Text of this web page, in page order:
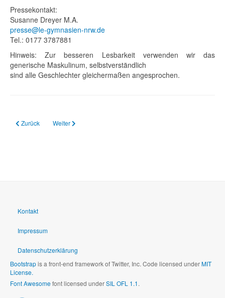
Pressekontakt:
Susanne Dreyer M.A.
presse@le-gymnasien-nrw.de
Tel.: 0177 3787881
Hinweis: Zur besseren Lesbarkeit verwenden wir das
generische Maskulinum, selbstverständlich
sind alle Geschlechter gleichermaßen angesprochen.
Vorheriger Beitrag: 17.06.2024 PM zum Busfahrerstreik des LEB
Zurück Nächster Beitrag: 05.06.2024 PM des LEB und der
Weiter
Kontakt
Impressum
Datenschutzerklärung
Bootstrapis a front-end framework of Twitter, Inc. Code licensed underMIT
License.
Font Awesomefont licensed underSIL OFL 1.1.